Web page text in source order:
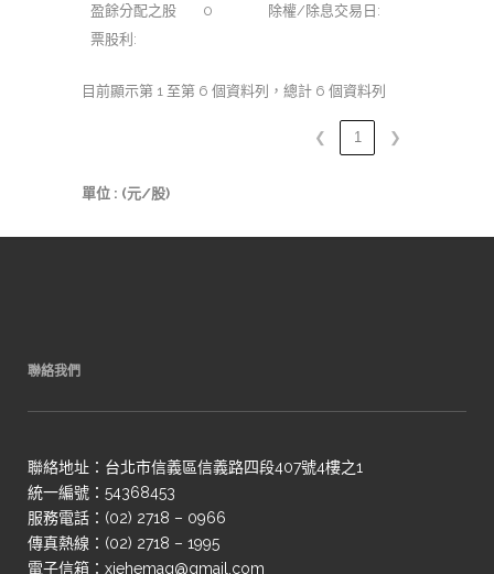
盈餘分配之股
票股利:
0 除權/除息交易日:
目前顯示第 1 至第 6 個資料列，總計 6 個資料列
❮ 1 ❯
單位 : (元/股)
聯絡我們
聯絡地址：台北市信義區信義路四段407號4樓之1
統一編號：54368453
服務電話：(02) 2718 – 0966
傳真熱線：(02) 2718 – 1995
電子信箱：xiehemag@gmail.com